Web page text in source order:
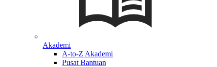
Akademi
A-to-Z Akademi
Pusat Bantuan